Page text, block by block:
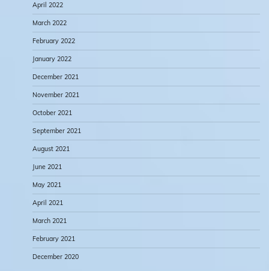
April 2022
March 2022
February 2022
January 2022
December 2021
November 2021
October 2021
September 2021
August 2021
June 2021
May 2021
April 2021
March 2021
February 2021
December 2020